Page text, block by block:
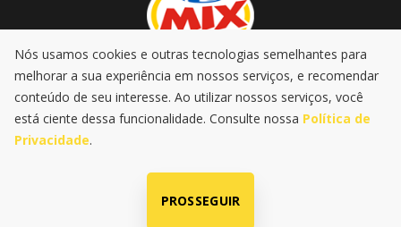
AO VIVO PROMOÇÕES PODCASTS
MÚSICA
NOTÍCIAS
Política de Privacidade|LGPD|@2025 Rádio Mix FM . Todos os
direitos reservados
Nós usamos cookies e outras tecnologias semelhantes para
melhorar a sua experiência em nossos serviços, e recomendar
conteúdo de seu interesse. Ao utilizar nossos serviços, você
está ciente dessa funcionalidade. Consulte nossa Política de
Privacidade.
PROSSEGUIR